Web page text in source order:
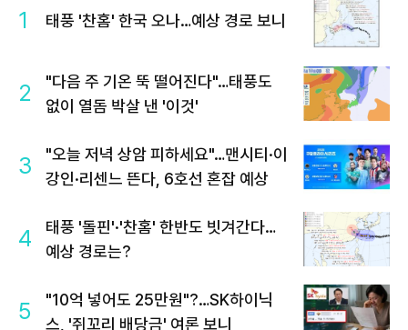
1 태풍 '찬홈' 한국 오나…예상 경로 보니
2
"다음 주 기온 뚝 떨어진다"…태풍도
없이 열돔 박살 낸 '이것'
3
"오늘 저녁 상암 피하세요"…맨시티·이
강인·리센느 뜬다, 6호선 혼잡 예상
4
태풍 '돌핀'·'찬홈' 한반도 빗겨간다…
예상 경로는?
5
"10억 넣어도 25만원"?…SK하이닉
스, '쥐꼬리 배당금' 여론 보니